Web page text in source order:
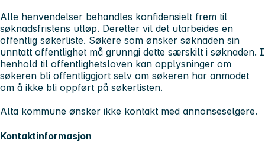
Alle henvendelser behandles konfidensielt frem til
søknadsfristens utløp. Deretter vil det utarbeides en
offentlig søkerliste. Søkere som ønsker søknaden sin
unntatt offentlighet må grunngi dette særskilt i søknaden. I
henhold til offentlighetsloven kan opplysninger om
søkeren bli offentliggjort selv om søkeren har anmodet
om å ikke bli oppført på søkerlisten.
Alta kommune ønsker ikke kontakt med annonseselgere.
Kontaktinformasjon